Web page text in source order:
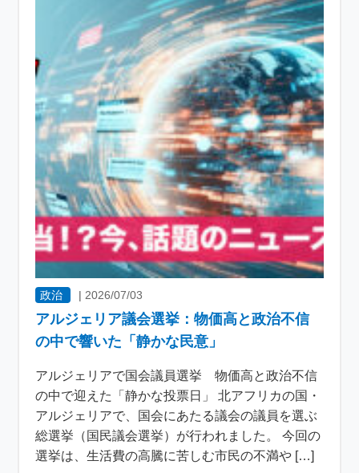
政治 |2026/07/03
アルジェリア議会選挙：物価高と政治不信
の中で響いた「静かな民意」
アルジェリアで国会議員選挙 物価高と政治不信
の中で迎えた「静かな投票日」 北アフリカの国・
アルジェリアで、国会にあたる議会の議員を選ぶ
総選挙（国民議会選挙）が行われました。 今回の
選挙は、生活費の高騰に苦しむ市民の不満や […]